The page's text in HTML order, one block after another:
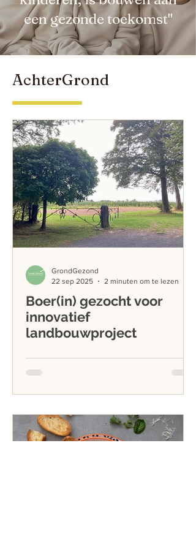
een gezonde toekomst"
AchterGrond
Boer(in) gezocht voor
innovatief
landbouwproject
GrondGezond
22 sep 2025
2 minuten om te lezen